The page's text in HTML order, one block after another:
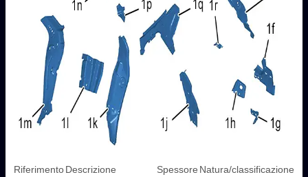
RiferimentoDescrizione Spessore Natura/classificazione